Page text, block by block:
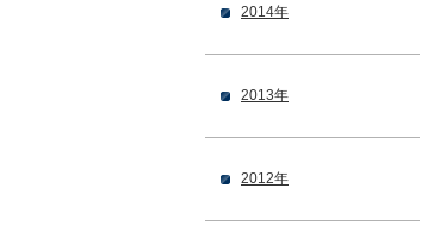
2014年
2013年
2012年